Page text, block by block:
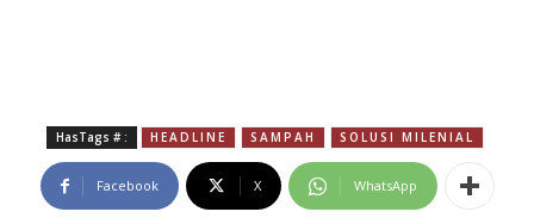
HasTags # : HEADLINE SAMPAH SOLUSI MILENIAL
Facebook X WhatsApp